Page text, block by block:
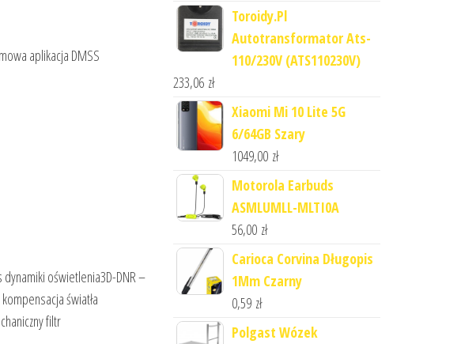
aplikacja DMSS
dynamiki oświetlenia3D-DNR –
światła
filtr
Toroidy.Pl
Autotransformator Ats-
110/230V (ATS110230V)
233,06 zł
Xiaomi Mi 10 Lite 5G
6/64GB Szary
1049,00 zł
Motorola Earbuds
ASMLUMLL-MLTI0A
56,00 zł
Carioca Corvina Długopis
1Mm Czarny
0,59 zł
Polgast Wózek